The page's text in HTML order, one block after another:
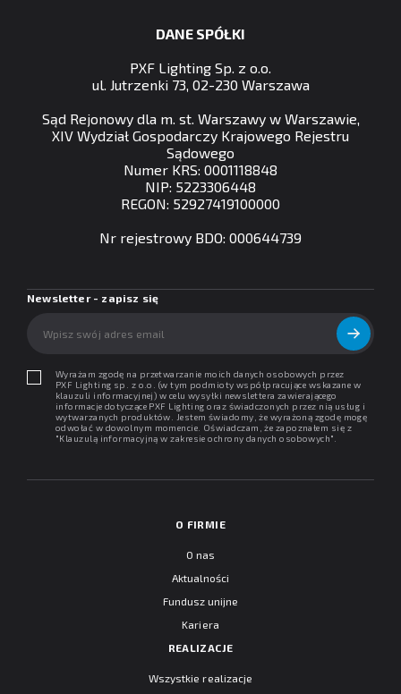
DANE SPÓŁKI
PXF Lighting Sp. z o.o.
ul. Jutrzenki 73, 02-230 Warszawa
Sąd Rejonowy dla m. st. Warszawy w Warszawie,
XIV Wydział Gospodarczy Krajowego Rejestru
Sądowego
Numer KRS: 0001118848
NIP: 5223306448
REGON: 52927419100000
Nr rejestrowy BDO: 000644739
Newsletter - zapisz się
Wyrażam zgodę na przetwarzanie moich danych osobowych przez
PXF Lighting sp. z o.o. (w tym podmioty współpracujące wskazane w
klauzuli informacyjnej) w celu wysyłki newslettera zawierającego
informacje dotyczące PXF Lighting oraz świadczonych przez nią usług i
wytwarzanych produktów. Jestem świadomy, że wyrażoną zgodę mogę
odwołać w dowolnym momencie. Oświadczam, że zapoznałem się z
"Klauzulą informacyjną w zakresie ochrony danych osobowych".
O FIRMIE
O nas
Aktualności
Fundusz unijne
Kariera
REALIZACJE
Wszystkie realizacje